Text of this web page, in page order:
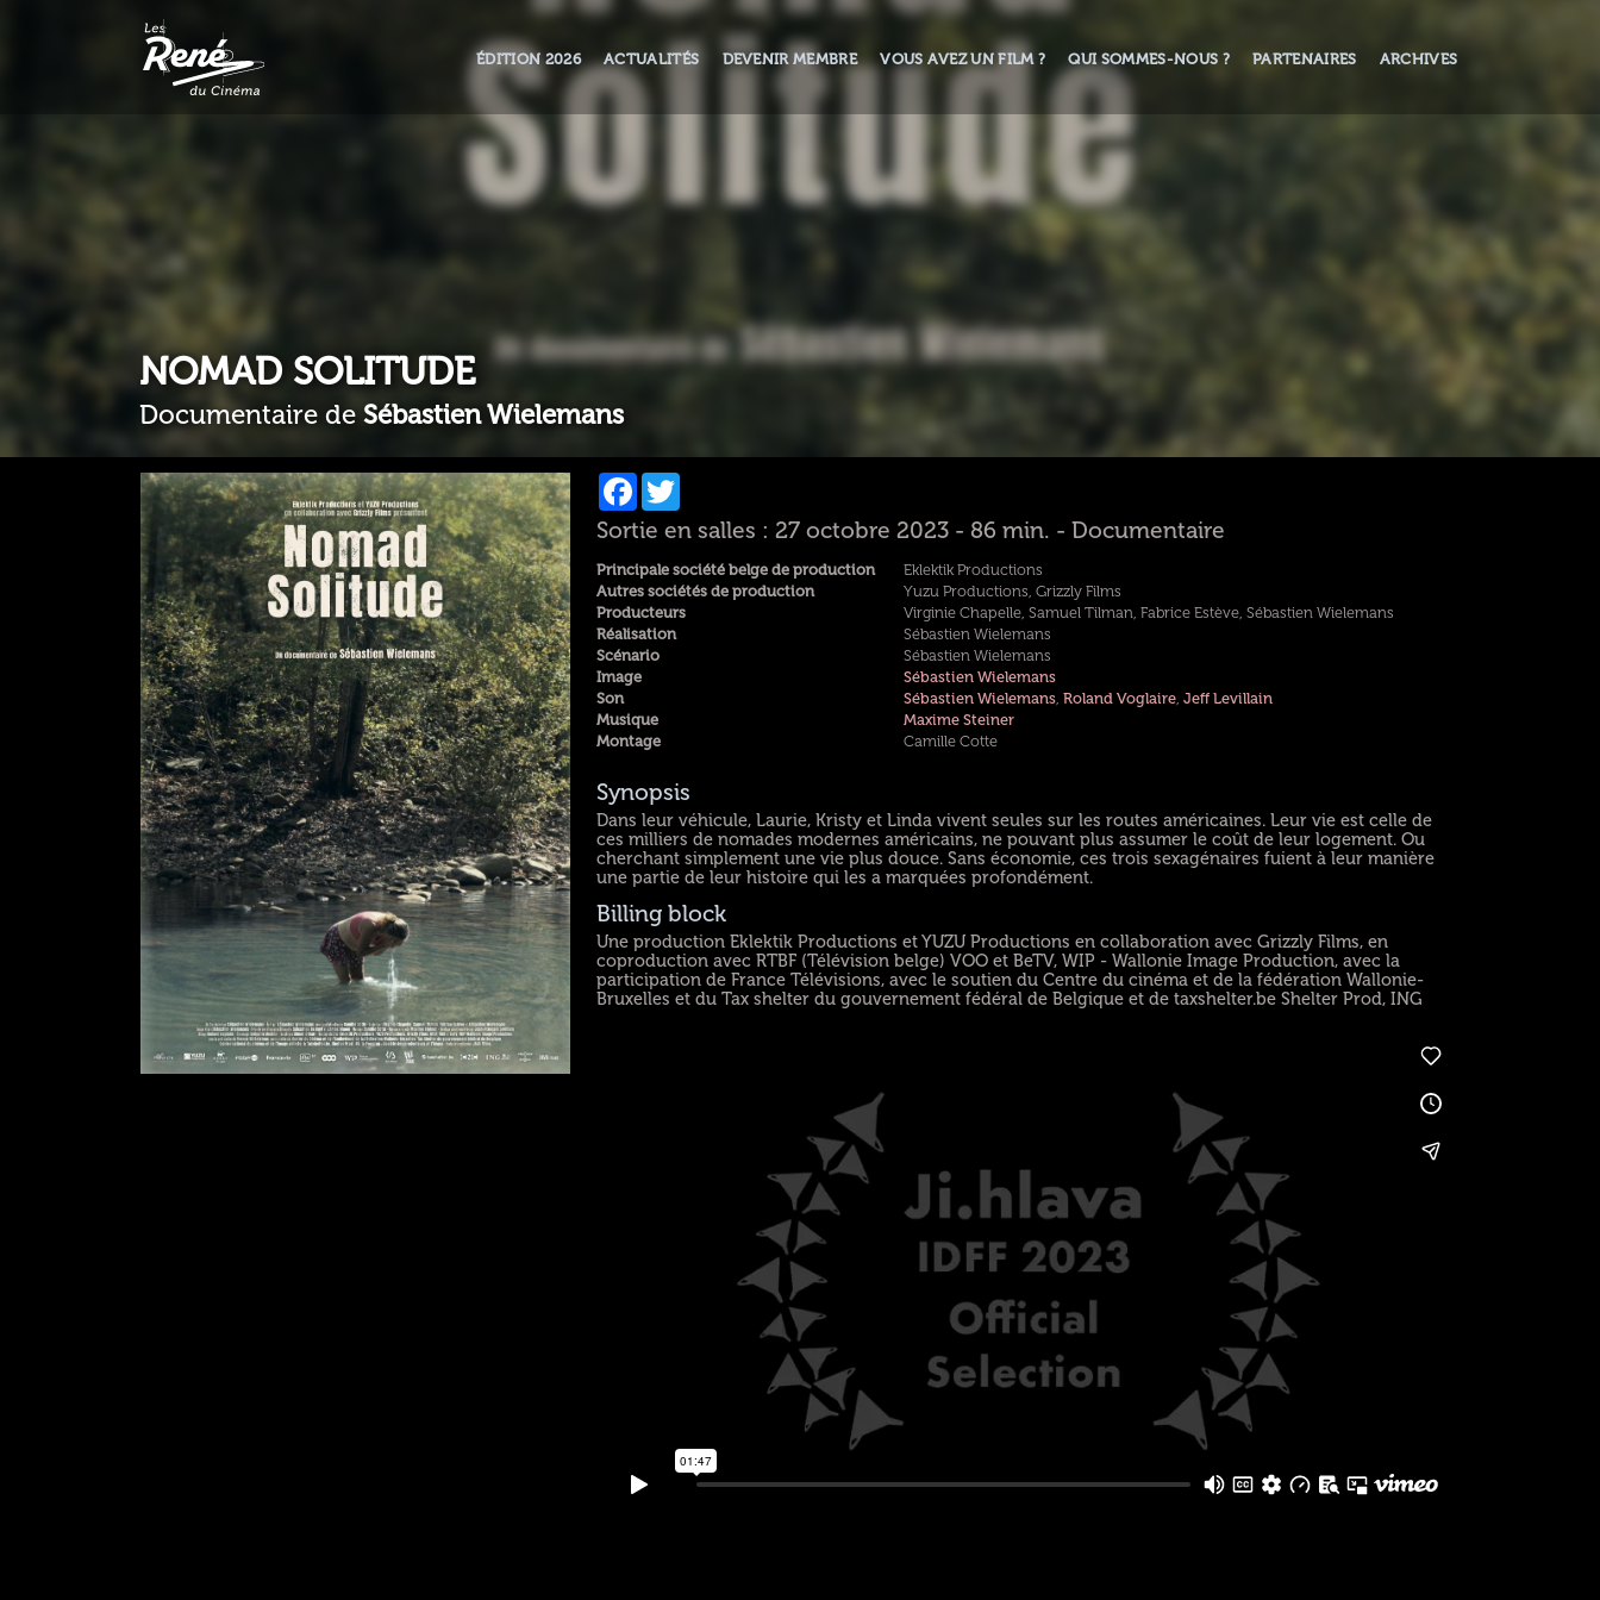
ÉDITION 2026 ACTUALITÉS DEVENIR MEMBRE VOUS AVEZ UN FILM ? QUI SOMMES-NOUS ? PARTENAIRES ARCHIVES
NOMAD SOLITUDE
Documentaire de Sébastien Wielemans
Facebook
Sortie en salles : 27 octobre 2023 - 86 min. - Documentaire
Principale société belge de production
Eklektik Productions
Autres sociétés de production
Yuzu Productions, Grizzly Films
Producteurs
Virginie Chapelle, Samuel Tilman, Fabrice Estève, Sébastien Wielemans
Réalisation
Sébastien Wielemans
Scénario
Sébastien Wielemans
Image
Sébastien Wielemans
Son
Sébastien Wielemans, Roland Voglaire, Jeff Levillain
Musique
Maxime Steiner
Montage
Camille Cotte
Synopsis
Dans leur véhicule, Laurie, Kristy et Linda vivent seules sur les routes américaines. Leur vie est celle de
ces milliers de nomades modernes américains, ne pouvant plus assumer le coût de leur logement. Ou
cherchant simplement une vie plus douce. Sans économie, ces trois sexagénaires fuient à leur manière
une partie de leur histoire qui les a marquées profondément.
Billing block
Une production Eklektik Productions et YUZU Productions en collaboration avec Grizzly Films, en
coproduction avec RTBF (Télévision belge) VOO et BeTV, WIP - Wallonie Image Production, avec la
participation de France Télévisions, avec le soutien du Centre du cinéma et de la fédération Wallonie-
Bruxelles et du Tax shelter du gouvernement fédéral de Belgique et de taxshelter.be Shelter Prod, ING